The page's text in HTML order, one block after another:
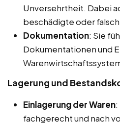
Unversehrtheit. Dabei
beschädigte oder
Dokumentation: Sie
Dokumentationen und
Lagerung und
Einlagerung der Waren
fachgerecht und nach